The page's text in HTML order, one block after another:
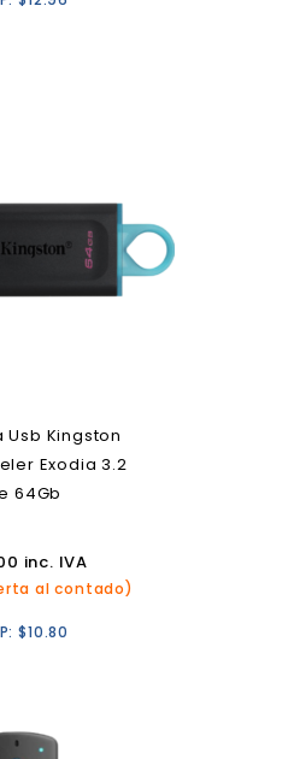
Usb Kingston
Exodia 3.2
64Gb
inc. IVA
al contado)
$10.80